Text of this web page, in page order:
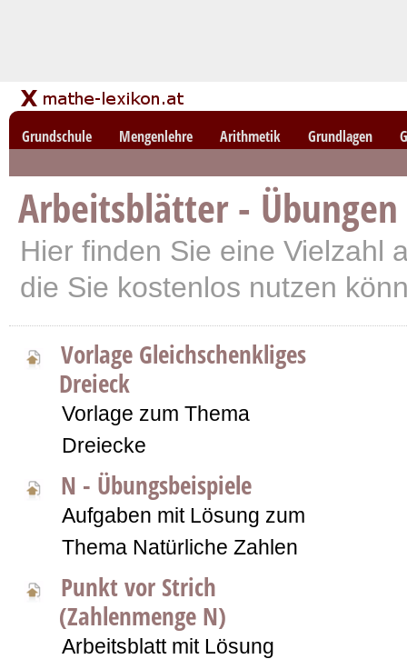
Grundschule Mengenlehre Arithmetik Grundlagen
Arbeitsblätter -
Hier finden Sie eine Vielzahl
die Sie kostenlos nutzen
Vorlage Gleichschenkliges
Dreieck
Vorlage zum Thema
Dreiecke
N - Übungsbeispiele
Aufgaben mit Lösung zum
Thema Natürliche Zahlen
Punkt vor Strich
(Zahlenmenge N)
Arbeitsblatt mit Lösung